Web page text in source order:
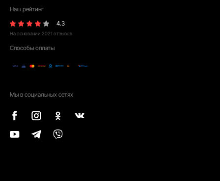
Наш рейтинг
4.3
На основании 2021 отзывов
Способы оплаты
Мы в социальных сетях